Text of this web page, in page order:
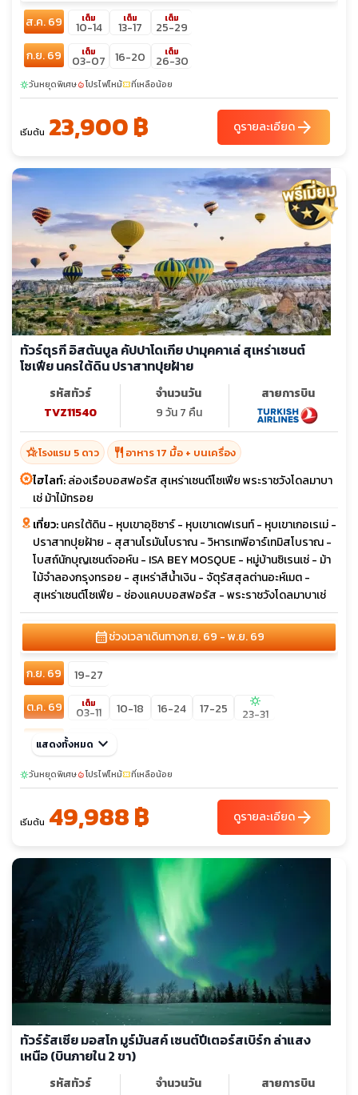
ส.ค. 69 เต็ม
10-14
เต็ม
13-17
เต็ม
25-29
ก.ย. 69
เต็ม
03-07 16-20 เต็ม
26-30
sunnyวันหยุดพิเศษlocal_fire_departmentโปรไฟไหม้confirmation_numberที่เหลือน้อย
เริ่มต้น 23,900 ฿ ดูรายละเอียดarrow_forward
ทัวร์ตุรกี อิสตันบูล คัปปาโดเกีย ปามุคคาเล่ สุเหร่าเซนต์
โซเฟีย นครใต้ดิน ปราสาทปุยฝ้าย
รหัสทัวร์
TVZ11540
จำนวนวัน
9 วัน 7 คืน
สายการบิน
hotel_classโรงแรม 5 ดาว restaurant อาหาร 17 มื้อ + บนเครื่อง
ไฮไลท์:ล่องเรือบอสฟอรัส สุเหร่าเซนต์โซเฟีย พระราชวังโดลมาบา
เช่ ม้าไม้ทรอย
เที่ยว:นครใต้ดิน - หุบเขาอุชิซาร์ - หุบเขาเดฟเรนท์ - หุบเขาเกอเรเม่ -
ปราสาทปุยฝ้าย - สุสานโรมันโบราณ - วิหารเทพีอาร์เทมิสโบราณ -
โบสถ์นักบุญเซนต์จอห์น - ISA BEY MOSQUE - หมู่บ้านซิเรนเซ่ - ม้า
ไม้จำลองกรุงทรอย - สุเหร่าสีน้ำเงิน - จัตุรัสสุลต่านอะห์เมต -
สุเหร่าเซนต์โซเฟีย - ช่องแคบบอสฟอรัส - พระราชวังโดลมาบาเช่
calendar_monthช่วงเวลาเดินทางก.ย. 69 - พ.ย. 69
ก.ย. 69
19-27
ต.ค. 69
เต็ม
03-11 10-18 16-24 17-25 sunny
23-31
พ.ย. 69
07-15
แสดงทั้งหมด keyboard_arrow_down
sunnyวันหยุดพิเศษlocal_fire_departmentโปรไฟไหม้confirmation_numberที่เหลือน้อย
เริ่มต้น 49,988 ฿ ดูรายละเอียดarrow_forward
ทัวร์รัสเซีย มอสโก มูร์มันสค์ เซนต์ปีเตอร์สเบิร์ก ล่าแสง
เหนือ (บินภายใน 2 ขา)
รหัสทัวร์
จำนวนวัน
สายการบิน